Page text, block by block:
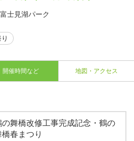
士見湖パーク
開催時間など 地図・アクセス
の舞橋改修工事完成記念・鶴の
春まつり